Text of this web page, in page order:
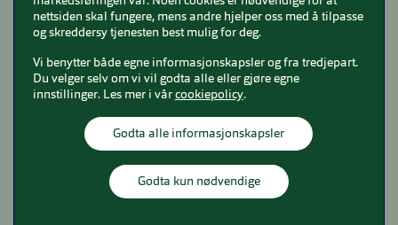
Se godt og kjør trygt i
høst- og vintermørket
nettsiden skal fungere, mens andre hjelper oss med å tilpasse
og skreddersy tjenesten best mulig for deg.
Vi benytter både egne informasjonskapsler og fra tredjepart.
Du velger selv om vi vil godta alle eller gjøre egne
innstillinger. Les mer i vår cookiepolicy.
Godta alle informasjonskapsler
Godta kun nødvendige